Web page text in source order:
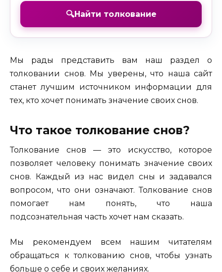
🔍Найти толкование
Мы рады представить вам наш раздел о
толковании снов. Мы уверены, что наша сайт
станет лучшим источником информации для
тех, кто хочет понимать значение своих снов.
Что такое толкование снов?
Толкование снов — это искусство, которое
позволяет человеку понимать значение своих
снов. Каждый из нас видел сны и задавался
вопросом, что они означают. Толкование снов
помогает нам понять, что наша
подсознательная часть хочет нам сказать.
Мы рекомендуем всем нашим читателям
обращаться к толкованию снов, чтобы узнать
больше о себе и своих желаниях.